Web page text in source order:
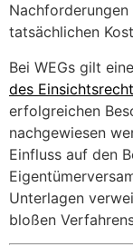
tatsächlichen
Bei WEGs gilt
des
erfolgreichen
nachgewiesen
Einfluss auf den
Unterlagen
bloßen